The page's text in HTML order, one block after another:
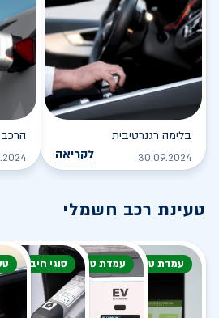
בלימה רגנרטיבית
30.09.2024 לקריאה
טעינת רכב חשמלי
עמדת טעינה עמדת טעינה סוגי חיבור